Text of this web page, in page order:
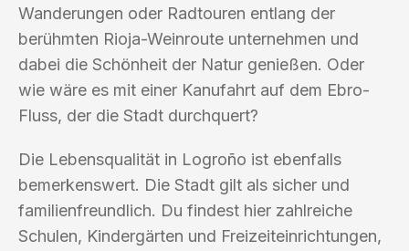
Wanderungen oder Radtouren entlang der
berühmten Rioja-Weinroute unternehmen und
dabei die Schönheit der Natur genießen. Oder
wie wäre es mit einer Kanufahrt auf dem Ebro-
Fluss, der die Stadt durchquert?
Die Lebensqualität in Logroño ist ebenfalls
bemerkenswert. Die Stadt gilt als sicher und
familienfreundlich. Du findest hier zahlreiche
Schulen, Kindergärten und Freizeiteinrichtungen,